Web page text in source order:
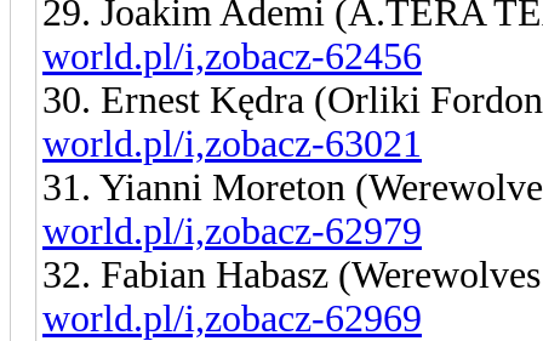
29. Joakim Ademi (A.TERA
world.pl/i,zobacz-62456
30. Ernest Kędra (Orliki
world.pl/i,zobacz-63021
31. Yianni Moreton
world.pl/i,zobacz-62979
32. Fabian Habasz
world.pl/i,zobacz-62969